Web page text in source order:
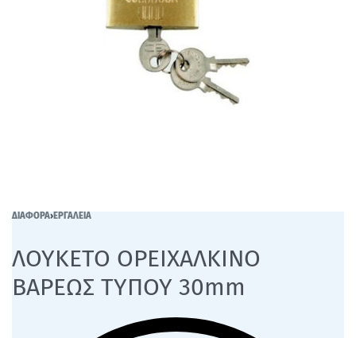
ΔΙΑΦΟΡΑ›ΕΡΓΑΛΕΙΑ
ΛΟΥΚΕΤΟ ΟΡΕΙΧΑΛΚΙΝΟ
ΒΑΡΕΩΣ ΤΥΠΟΥ 30mm